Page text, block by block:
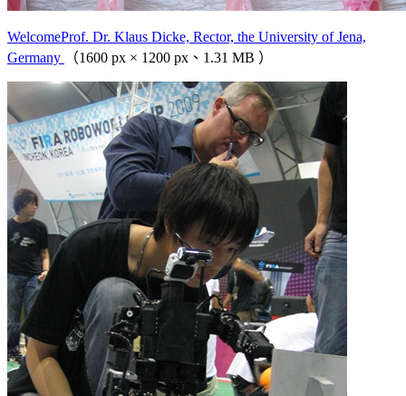
WelcomeProf. Dr. Klaus Dicke, Rector, the University of Jena,
Germany
（1600 px × 1200 px、1.31 MB ）